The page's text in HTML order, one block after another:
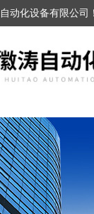
动化设备有限公司！